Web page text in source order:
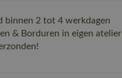
binnen 2 tot 4 werkdagen
& Borduren in eigen atelier